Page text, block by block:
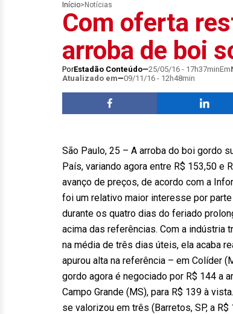
Início> Notícias
Com oferta
arroba de boi
PorEstadão Conteúdo 25/05/16 - 17h37minEm
Atualizado em
09/11/16 - 12h48min
São Paulo, 25 – A arroba do boi gordo
País, variando agora entre R$ 153,50
avanço de preços, de acordo com a
foi um relativo maior interesse por
durante os quatro dias do feriado
acima das referências. Com a indústria
na média de três dias úteis, ela acaba
apurou alta na referência – em Colíder
gordo agora é negociado por R$ 144 a
Campo Grande (MS), para R$ 139 à
se valorizou em três (Barretos, SP, a R$